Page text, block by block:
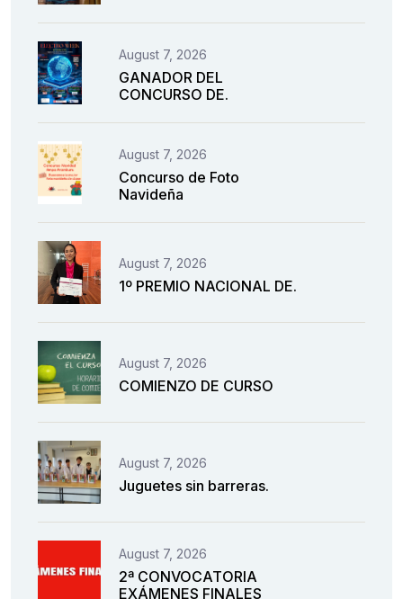
August 7, 2026
GANADOR DEL
CONCURSO DE.
August 7, 2026
Concurso de Foto
Navideña
August 7, 2026
1º PREMIO NACIONAL DE.
August 7, 2026
COMIENZO DE CURSO
August 7, 2026
Juguetes sin barreras.
August 7, 2026
2ª CONVOCATORIA
EXÁMENES FINALES